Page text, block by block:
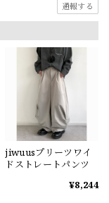
通報する
jiwuusプリーツワイ
ドストレートパンツ
¥8,244